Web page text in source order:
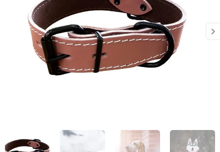
vitamíny